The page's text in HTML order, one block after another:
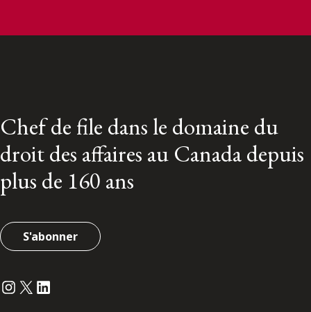
Chef de file dans le domaine du
droit des affaires au Canada depuis
plus de 160 ans
S'abonner
Instagram
Twitter
LinkedIn